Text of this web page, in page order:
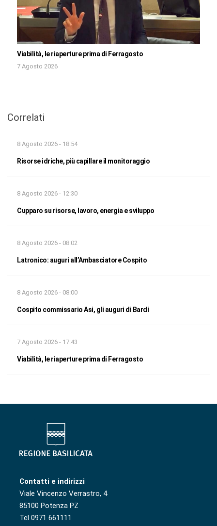
Viabilità, le riaperture prima di Ferragosto
7 Agosto 2026
Correlati
8 Agosto 2026 - 18:54
Risorse idriche, più capillare il monitoraggio
8 Agosto 2026 - 12:30
Cupparo su risorse, lavoro, energia e sviluppo
8 Agosto 2026 - 08:02
Latronico: auguri all’Ambasciatore Cospito
8 Agosto 2026 - 08:00
Cospito commissario Asi, gli auguri di Bardi
7 Agosto 2026 - 17:43
Viabilità, le riaperture prima di Ferragosto
Contatti e indirizzi
Viale Vincenzo Verrastro, 4
85100 Potenza PZ
Tel 0971 661111